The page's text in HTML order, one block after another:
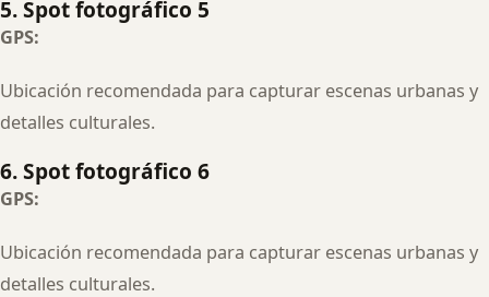
5. Spot fotográfico 5
GPS:
Ubicación recomendada para capturar escenas urbanas y
detalles culturales.
6. Spot fotográfico 6
GPS:
Ubicación recomendada para capturar escenas urbanas y
detalles culturales.